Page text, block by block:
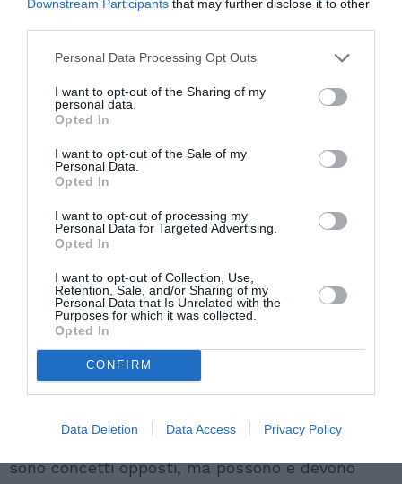
Downstream Participants that may further disclose it to other
Personal Data Processing Opt Outs
I want to opt-out of the Sharing of my
personal data.
Opted In
I want to opt-out of the Sale of my
Personal Data.
Opted In
I want to opt-out of processing my
Personal Data for Targeted Advertising.
Opted In
I want to opt-out of Collection, Use,
Retention, Sale, and/or Sharing of my
Personal Data that Is Unrelated with the
Purposes for which it was collected.
Opted In
CONFIRM
Data Deletion Data Access Privacy Policy
Questa “rivolta silenziosa” di una parte della
base progressista dovrebbe indurre il
centrosinistra a un serio ripensamento. Non si
tratta di rinunciare ai propri principi, ma di
elaborare una strategia politica e comunicativa
più efficace e coerente, capace di rassicurare e
coinvolgere anche chi oggi si sente insicuro. È
sicurezza, integrazione e giustizia sociale non
sono concetti opposti, ma possono e devono